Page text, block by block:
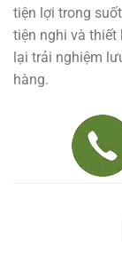
tiện lợi trong
tiện nghi và thiết
lại trải nghiệm
hàng.